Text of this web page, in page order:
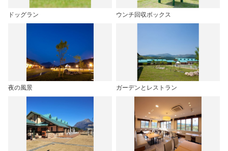
ドッグラン ウンチ回収ボックス
夜の風景 ガーデンとレストラン